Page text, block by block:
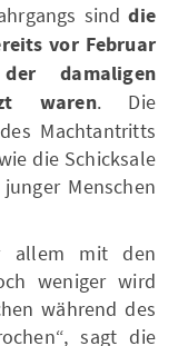
sinddie
vor Februar
damaligen
waren. Die
Machtantritts
die Schicksale
Menschen
allem mit den
weniger wird
während des
sagt die